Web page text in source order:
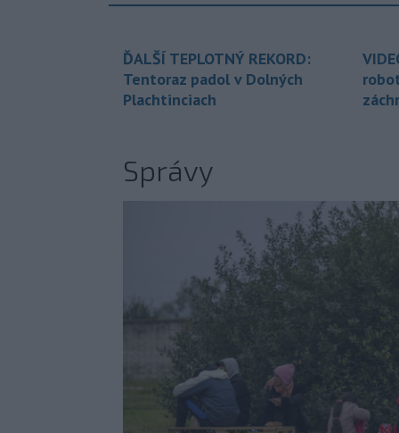
ĎALŠÍ TEPLOTNÝ REKORD:
Tentoraz padol v Dolných
Plachtinciach
Správy